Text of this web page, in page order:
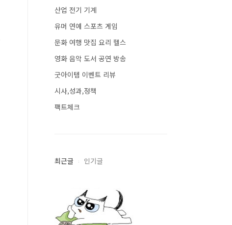
산업 전기 기계
유머 연예 스포츠 게임
문화 여행 맛집 요리 헬스
영화 음악 도서 공연 방송
굿아이템 이벤트 리뷰
시사,성과,정책
팩트체크
최근글 인기글